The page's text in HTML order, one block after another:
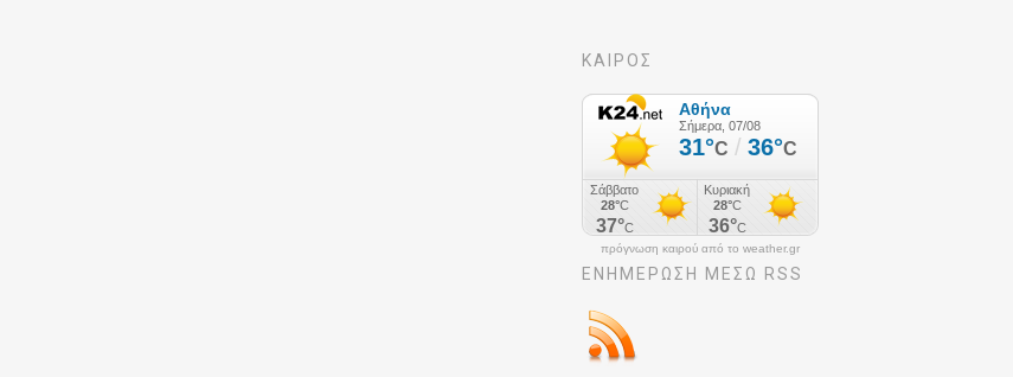
ΚΑΙΡΟΣ
πρόγνωση καιρού από το weather.gr
ΕΝΗΜΈΡΩΣΉ ΜΕΣΩ RSS